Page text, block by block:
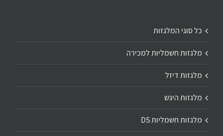
כל סוגי המלגזות
מלגזות חשמליות למכירה
מלגזות דיזל
מלגזות היגש
מלגזות חשמליות DS